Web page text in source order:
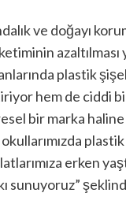
ve doğayı
plastik
hem de ciddi
bir marka haline
erken
sunuyoruz”